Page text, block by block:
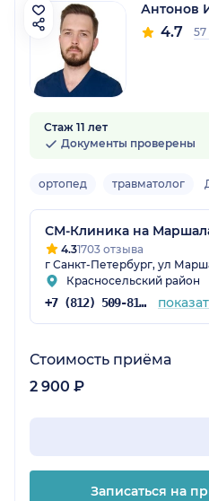
Антонов
4.7
Стаж 11 лет
Документы проверены
ортопед травматолог
СМ-Клиника на
4.31703 отзыва
г Санкт-Петербург, ул
Красносельский район
+7 (812) 509-81-68
Стоимость приёма
2 900 ₽
Записаться на